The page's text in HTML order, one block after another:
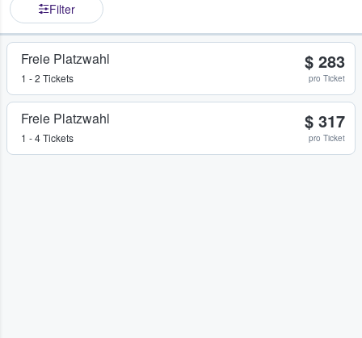
Filter
Freie Platzwahl
1 - 2 Tickets
$ 283
pro Ticket
Freie Platzwahl
1 - 4 Tickets
$ 317
pro Ticket